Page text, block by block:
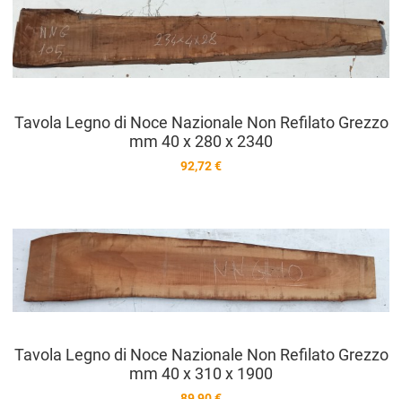
Tavola Legno di Noce Nazionale Non Refilato Grezzo
mm 40 x 280 x 2340
92,72 €
Tavola Legno di Noce Nazionale Non Refilato Grezzo
mm 40 x 310 x 1900